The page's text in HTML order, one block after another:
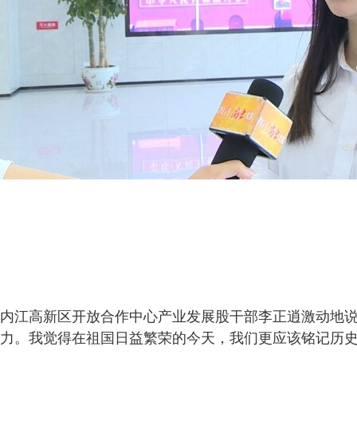
内江高新区开放合作中心产业发展股干部李正逍激动地
力。我觉得在祖国日益繁荣的今天，我们更应该铭记历